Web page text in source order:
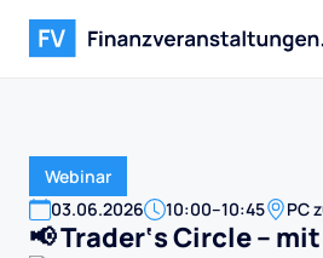
Webinar
03.06.2026 10:00–10:45 PC
📢 Trader‘s Circle –